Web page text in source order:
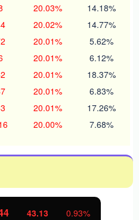
20.03% 14.18%
20.02% 14.77%
20.01% 5.62%
20.01% 6.12%
20.01% 18.37%
20.01% 6.83%
20.01% 17.26%
20.00% 7.68%
43.13 0.93%